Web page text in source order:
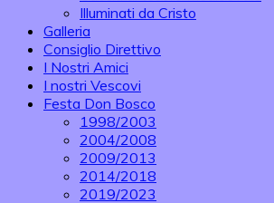
Illuminati da Cristo
Galleria
Consiglio Direttivo
I Nostri Amici
I nostri Vescovi
Festa Don Bosco
1998/2003
2004/2008
2009/2013
2014/2018
2019/2023